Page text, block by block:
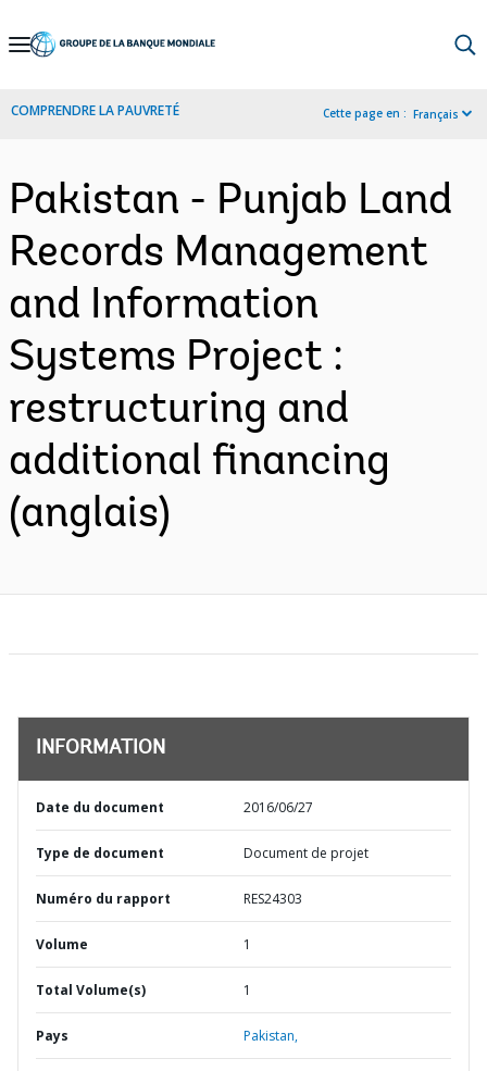
Skip
Navigation
COMPRENDRE LA PAUVRETÉ Cette page en : Français
Pakistan - Punjab Land
Records Management
and Information
Systems Project :
restructuring and
additional financing
(anglais)
INFORMATION
Date du document 2016/06/27
Type de document Document de projet
Numéro du rapport RES24303
Volume 1
Total Volume(s) 1
Pays Pakistan,